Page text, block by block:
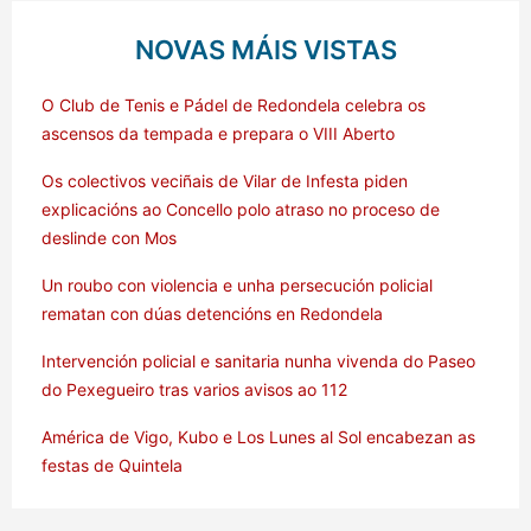
NOVAS MÁIS VISTAS
O Club de Tenis e Pádel de Redondela celebra os
ascensos da tempada e prepara o VIII Aberto
Os colectivos veciñais de Vilar de Infesta piden
explicacións ao Concello polo atraso no proceso de
deslinde con Mos
Un roubo con violencia e unha persecución policial
rematan con dúas detencións en Redondela
Intervención policial e sanitaria nunha vivenda do Paseo
do Pexegueiro tras varios avisos ao 112
América de Vigo, Kubo e Los Lunes al Sol encabezan as
festas de Quintela